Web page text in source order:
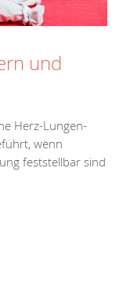
und
Herz-Lungen-
wenn
feststellbar sind